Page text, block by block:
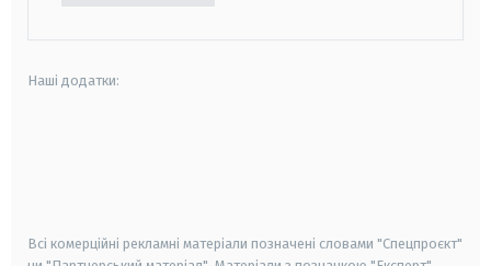
Наші додатки:
Всі комерційні рекламні матеріали позначені словами "Спецпроєкт"